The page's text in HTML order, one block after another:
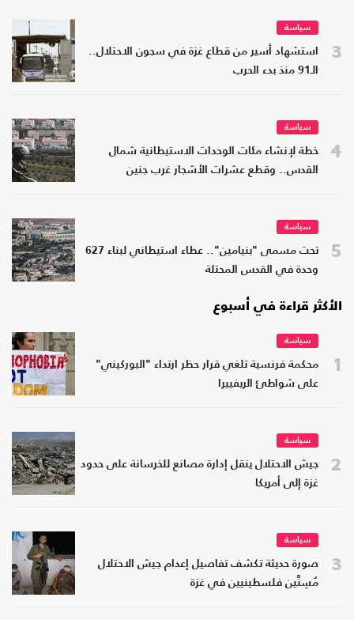
3
سياسة
استشهاد أسير من قطاع غزة في سجون الاحتلال..
الـ91 منذ بدء الحرب
4
سياسة
خطة لإنشاء مئات الوحدات الاستيطانية شمال
القدس.. وقطع عشرات الأشجار غرب جنين
5
سياسة
تحت مسمى "بنيامين".. عطاء استيطاني لبناء 627
وحدة في القدس المحتلة
الأكثر قراءة في أسبوع
1
سياسة
محكمة فرنسية تلغي قرار حظر ارتداء "البوركيني"
على شواطئ الريفييرا
2
سياسة
جيش الاحتلال ينقل إدارة مصانع للخرسانة على حدود
غزة إلى أمريكا
3
سياسة
صورة حديثة تكشف تفاصيل إعدام جيش الاحتلال
مُسِنَّين فلسطينيين في غزة